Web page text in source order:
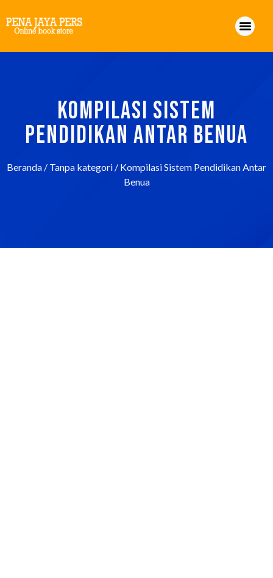
KOMPILASI SISTEM
PENDIDIKAN ANTAR BENUA
Beranda / Tanpa kategori / Kompilasi Sistem Pendidikan Antar
Benua